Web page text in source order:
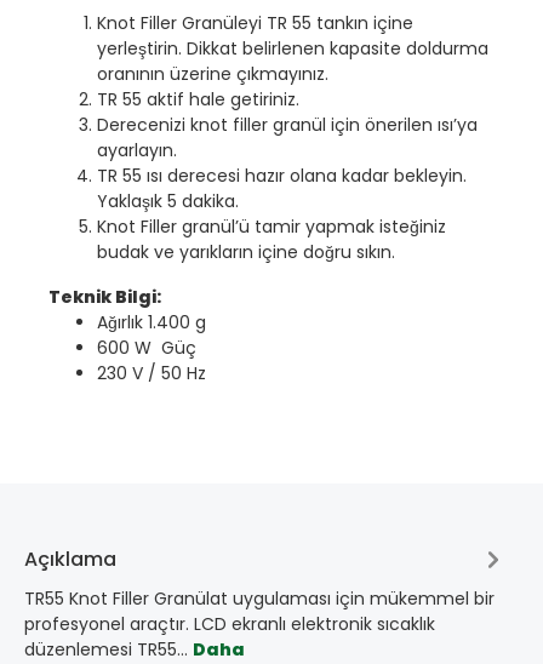
Knot Filler Granüleyi TR 55 tankın içine
yerleştirin. Dikkat belirlenen kapasite doldurma
oranının üzerine çıkmayınız.
TR 55 aktif hale getiriniz.
Derecenizi knot filler granül için önerilen ısı’ya
ayarlayın.
TR 55 ısı derecesi hazır olana kadar bekleyin.
Yaklaşık 5 dakika.
Knot Filler granül’ü tamir yapmak isteğiniz
budak ve yarıkların içine doğru sıkın.
Teknik Bilgi:
Ağırlık 1.400 g
600 W Güç
230 V / 50 Hz
Açıklama
TR55 Knot Filler Granülat uygulaması için mükemmel bir
profesyonel araçtır. LCD ekranlı elektronik sıcaklık
düzenlemesi TR55… Daha